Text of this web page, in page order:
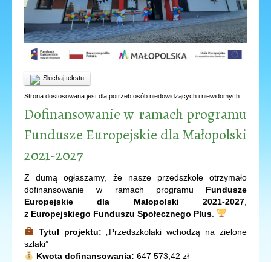
Słuchaj tekstu
Strona dostosowana jest dla potrzeb osób niedowidzących i niewidomych.
Dofinansowanie w ramach programu
Fundusze Europejskie dla Małopolski
2021-2027
Z dumą ogłaszamy, że nasze przedszkole otrzymało
dofinansowanie w ramach programu Fundusze
Europejskie dla Małopolski 2021-2027
z Europejskiego Funduszu Społecznego Plus
Tytuł projektu: „Przedszkolaki wchodzą na zielone
szlaki”
Kwota dofinansowania: 647 573,42 zł